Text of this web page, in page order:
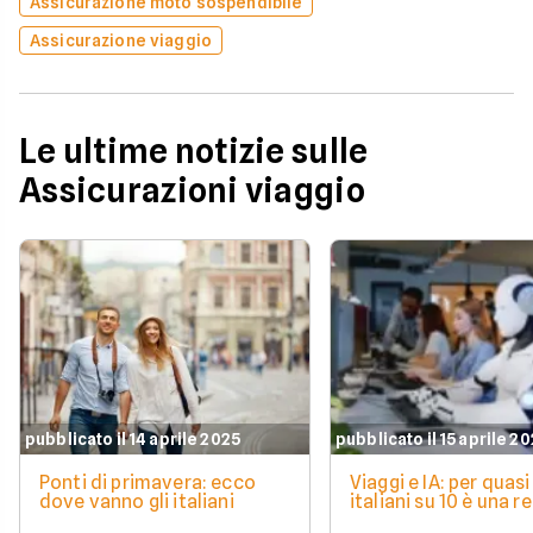
Assicurazione viaggio
Le ultime notizie sulle
Assicurazioni viaggio
pubblicato il 14 aprile 2025
Ponti di primavera: ecco
dove vanno gli italiani
pubblicato il 15 aprile
Viaggi e IA: per
italiani su 10 è una